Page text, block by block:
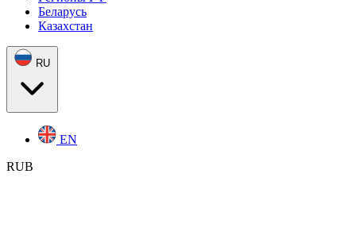
Беларусь
Казахстан
RU
EN
RUB